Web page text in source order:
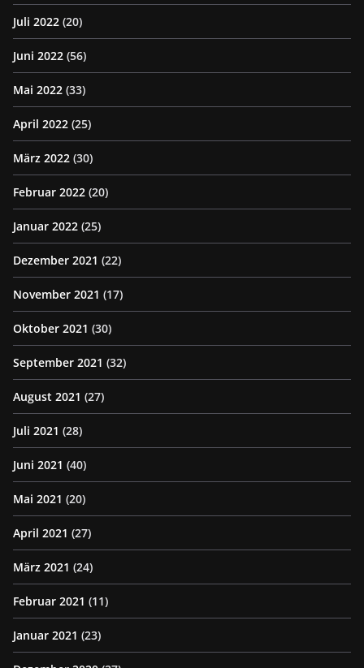
Juli 2022 (20)
Juni 2022 (56)
Mai 2022 (33)
April 2022 (25)
März 2022 (30)
Februar 2022 (20)
Januar 2022 (25)
Dezember 2021 (22)
November 2021 (17)
Oktober 2021 (30)
September 2021 (32)
August 2021 (27)
Juli 2021 (28)
Juni 2021 (40)
Mai 2021 (20)
April 2021 (27)
März 2021 (24)
Februar 2021 (11)
Januar 2021 (23)